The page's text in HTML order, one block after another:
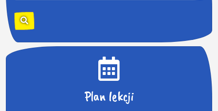
k
a
j
:
Plan lekcji